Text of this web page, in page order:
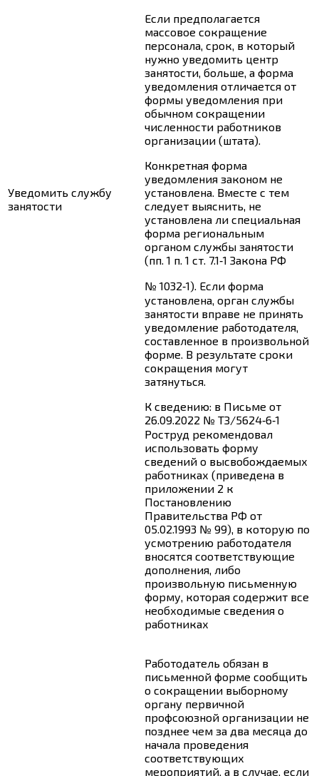
Уведомить службу
занятости
Если предполагается
массовое сокращение
персонала, срок, в который
нужно уведомить центр
занятости, больше, а форма
уведомления отличается от
формы уведомления при
обычном сокращении
численности работников
организации (штата).
Конкретная форма
уведомления законом не
установлена. Вместе с тем
следует выяснить, не
установлена ли специальная
форма региональным
органом службы занятости
(пп. 1 п. 1 ст. 7.1‑1 Закона РФ
№ 1032‑1). Если форма
установлена, орган службы
занятости вправе не принять
уведомление работодателя,
составленное в произвольной
форме. В результате сроки
сокращения могут
затянуться.
К сведению: в Письме от
26.09.2022 № ТЗ/5624‑6‑1
Роструд рекомендовал
использовать форму
сведений о высвобождаемых
работниках (приведена в
приложении 2 к
Постановлению
Правительства РФ от
05.02.1993 № 99), в которую по
усмотрению работодателя
вносятся соответствующие
дополнения, либо
произвольную письменную
форму, которая содержит все
необходимые сведения о
работниках
Работодатель обязан в
письменной форме сообщить
о сокращении выборному
органу первичной
профсоюзной организации не
позднее чем за два месяца до
начала проведения
соответствующих
мероприятий, а в случае, если